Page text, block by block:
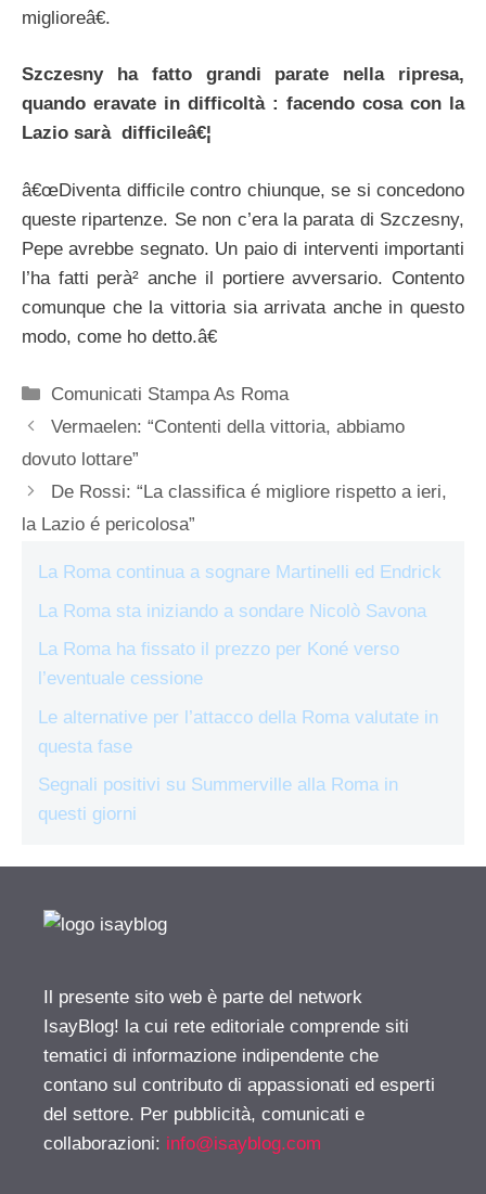
miglioreâ€.
Szczesny ha fatto grandi parate nella ripresa,
quando eravate in difficoltà : facendo cosa con la
Lazio sarà difficileâ€¦
â€œDiventa difficile contro chiunque, se si concedono
queste ripartenze. Se non c’era la parata di Szczesny,
Pepe avrebbe segnato. Un paio di interventi importanti
l’ha fatti perà² anche il portiere avversario. Contento
comunque che la vittoria sia arrivata anche in questo
modo, come ho detto.â€
Categorie
Comunicati Stampa As Roma
Vermaelen: “Contenti della vittoria, abbiamo
dovuto lottare”
De Rossi: “La classifica é migliore rispetto a ieri,
la Lazio é pericolosa”
La Roma continua a sognare Martinelli ed Endrick
La Roma sta iniziando a sondare Nicolò Savona
La Roma ha fissato il prezzo per Koné verso
l’eventuale cessione
Le alternative per l’attacco della Roma valutate in
questa fase
Segnali positivi su Summerville alla Roma in
questi giorni
Il presente sito web è parte del network
IsayBlog! la cui rete editoriale comprende siti
tematici di informazione indipendente che
contano sul contributo di appassionati ed esperti
del settore. Per pubblicità, comunicati e
collaborazioni: info@isayblog.com